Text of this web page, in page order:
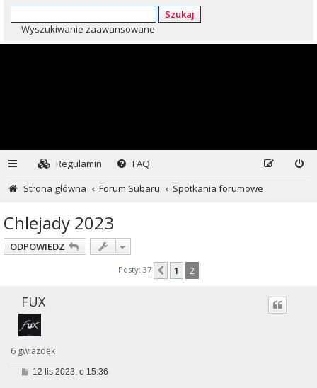
Szukaj
Wyszukiwanie zaawansowane
Regulamin
FAQ
Strona główna
Forum Subaru Spotkania forumowe
Chlejady 2023
ODPOWIEDZ
Posty: 37 Poprzednia
1 2
FUX
6 gwiazdek
P12 lis 2023, o 15:36